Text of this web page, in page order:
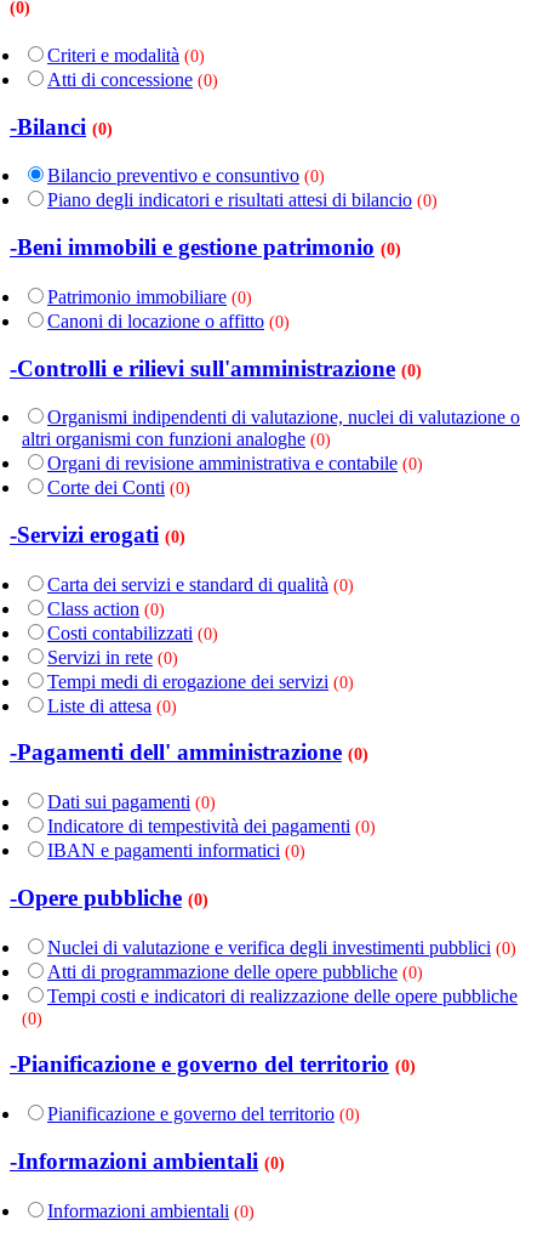
(0)
Criteri e modalità (0)
Atti di concessione (0)
-Bilanci (0)
Bilancio preventivo e consuntivo (0)
Piano degli indicatori e risultati attesi di bilancio (0)
-Beni immobili e gestione patrimonio (0)
Patrimonio immobiliare (0)
Canoni di locazione o affitto (0)
-Controlli e rilievi sull'amministrazione (0)
Organismi indipendenti di valutazione, nuclei di valutazione o
altri organismi con funzioni analoghe (0)
Organi di revisione amministrativa e contabile (0)
Corte dei Conti (0)
-Servizi erogati (0)
Carta dei servizi e standard di qualità (0)
Class action (0)
Costi contabilizzati (0)
Servizi in rete (0)
Tempi medi di erogazione dei servizi (0)
Liste di attesa (0)
-Pagamenti dell' amministrazione (0)
Dati sui pagamenti (0)
Indicatore di tempestività dei pagamenti (0)
IBAN e pagamenti informatici (0)
-Opere pubbliche (0)
Nuclei di valutazione e verifica degli investimenti pubblici (0)
Atti di programmazione delle opere pubbliche (0)
Tempi costi e indicatori di realizzazione delle opere pubbliche
(0)
-Pianificazione e governo del territorio (0)
Pianificazione e governo del territorio (0)
-Informazioni ambientali (0)
Informazioni ambientali (0)